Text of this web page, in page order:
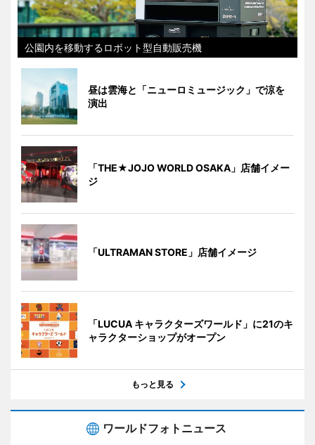
公園内を移動するロボット型自動販売機
昼は雲海と「ニューロミュージック」で涼を
演出
「THE★JOJO WORLD OSAKA」店舗イメー
ジ
「ULTRAMAN STORE」店舗イメージ
「LUCUA キャラクターズワールド」に21のキ
ャラクターショップがオープン
もっと見る
ワールドフォトニュース